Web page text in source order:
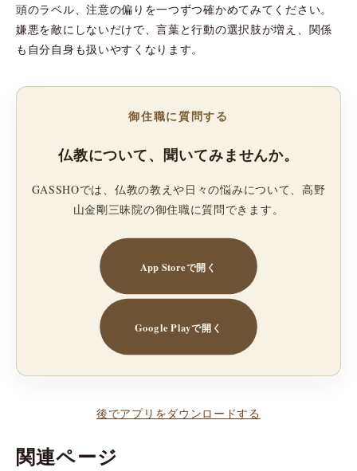
頭のラベル、注意の偏りを一つずつ確かめてみてください。
嫌悪を敵にしないだけで、言葉と行動の選択肢が増え、関係
も自分自身も扱いやすくなります。
御住職に質問する
仏教について、聞いてみませんか。
GASSHOでは、仏教の教えや日々の悩みについて、高野
山金剛三昧院の御住職に質問できます。
App Storeで開く
Google Playで開く
後でアプリをダウンロードする
関連ページ